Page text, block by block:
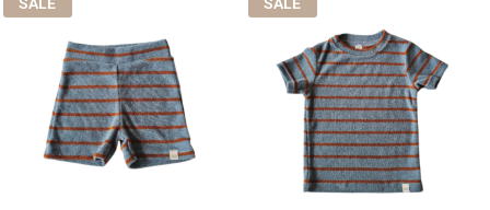
SALE SALE